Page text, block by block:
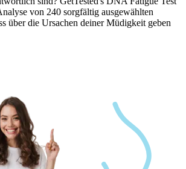
von 240 sorgfältig ausgewählten
über die Ursachen deiner Müdigkeit geben